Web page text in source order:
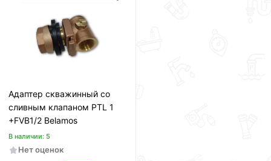
Адаптер скважинный со
сливным клапаном PTL 1
+FVB1/2 Belamos
В наличии: 5
Нет оценок